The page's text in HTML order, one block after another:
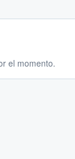
el momento.